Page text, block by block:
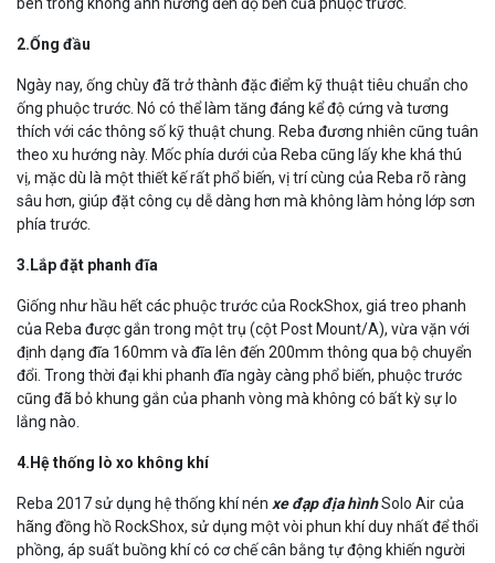
bên trong không ảnh hưởng đến độ bền của phuộc trước.
2.Ống đầu
Ngày nay, ống chùy đã trở thành đặc điểm kỹ thuật tiêu chuẩn cho
ống phuộc trước. Nó có thể làm tăng đáng kể độ cứng và tương
thích với các thông số kỹ thuật chung. Reba đương nhiên cũng tuân
theo xu hướng này. Mốc phía dưới của Reba cũng lấy khe khá thú
vị, mặc dù là một thiết kế rất phổ biến, vị trí cùng của Reba rõ ràng
sâu hơn, giúp đặt công cụ dễ dàng hơn mà không làm hỏng lớp sơn
phía trước.
3.Lắp đặt phanh đĩa
Giống như hầu hết các phuộc trước của RockShox, giá treo phanh
của Reba được gắn trong một trụ (cột Post Mount/A), vừa vặn với
định dạng đĩa 160mm và đĩa lên đến 200mm thông qua bộ chuyển
đổi. Trong thời đại khi phanh đĩa ngày càng phổ biến, phuộc trước
cũng đã bỏ khung gắn của phanh vòng mà không có bất kỳ sự lo
lắng nào.
4.Hệ thống lò xo không khí
Reba 2017 sử dụng hệ thống khí nén xe đạp địa hìnhSolo Air của
hãng đồng hồ RockShox, sử dụng một vòi phun khí duy nhất để thổi
phồng, áp suất buồng khí có cơ chế cân bằng tự động khiến người